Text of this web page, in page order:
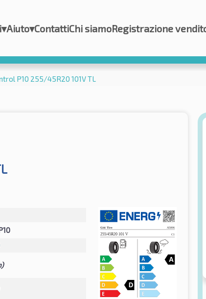
▾Aiuto▾ContattiChi siamoRegistrazione
P10 255/45R20 101V TL